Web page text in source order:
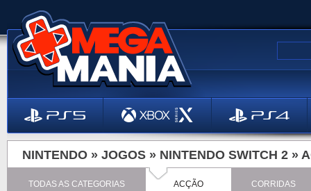
NINTENDO » JOGOS » NINTENDO SWITCH 2 »
TODAS AS CATEGORIAS ACÇÃO CORRIDAS